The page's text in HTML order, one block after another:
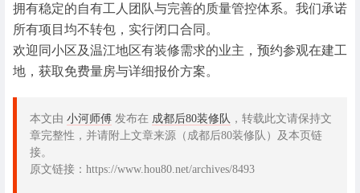
拥有稳定的自有工人团队与完善的质量管控体系。我们承诺
所有项目均不转包，实行闭口合同。
欢迎同小区及温江地区有装修需求的业主，预约参观在建工
地，获取免费量房与详细报价方案。
本文由 小河师傅 发布在 成都后80装修队 ，转载此文请保持文
章完整性，并请附上文章来源（成都后80装修队）及本页链
接。
原文链接：https://www.hou80.net/archives/8493